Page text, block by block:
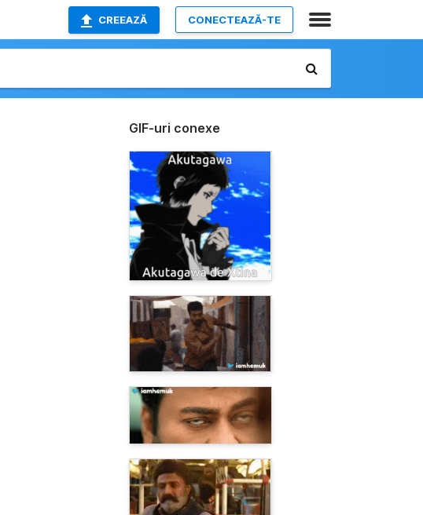
CREEAZĂ CONECTEAZĂ-TE
GIF-uri conexe